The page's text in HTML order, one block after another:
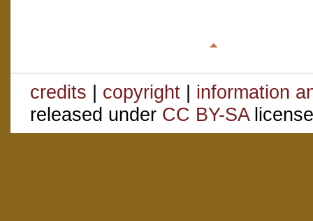
credits | copyright | information
released under CC BY-SA